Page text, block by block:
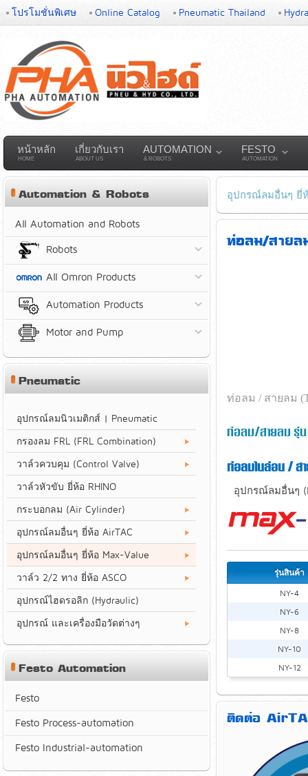
โปรโมชั่นพิเศษ Online Catalog Pneumatic Thailand
หน้าหลัก
HOME
เกี่ยวกับเรา
ABOUT US
AUTOMATION
& ROBOTS
FESTO
AUTOMATION
อุปกรณ์ลมอื่นๆ ยี่
ท่อลม/สาย
ท่อลม / สายลม
ท่อลม/สายลม รุ่
ท่อลมไนล่อน / ส
อุปกรณ์ลมอื่นๆ
รุ่นสินค้า
NY-4
NY-6
NY-8
NY-10
NY-12
ติดต่อ
Automation & Robots
All Automation and Robots
Robots
All Omron Products
Automation Products
Motor and Pump
Pneumatic
อุปกรณ์ลมนิวเมติกส์ | Pneumatic
กรองลม FRL (FRL Combination)
วาล์วควบคุม (Control Valve)
วาล์วหัวขับ ยี่ห้อ RHINO
กระบอกลม (Air Cylinder)
อุปกรณ์ลมอื่นๆ ยี่ห้อ AirTAC
อุปกรณ์ลมอื่นๆ ยี่ห้อ Max-Value
วาล์ว 2/2 ทาง ยี่ห้อ ASCO
อุปกรณ์ไฮดรอลิก (Hydraulic)
อุปกรณ์ และเครื่องมือวัดต่างๆ
Festo Automation
Festo
Festo Process-automation
Festo Industrial-automation